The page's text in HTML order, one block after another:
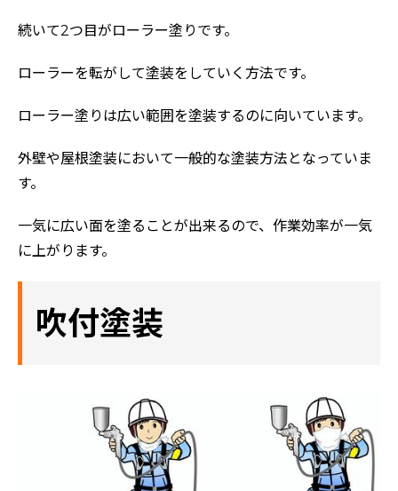
続いて2つ目がローラー塗りです。
ローラーを転がして塗装をしていく方法です。
ローラー塗りは広い範囲を塗装するのに向いています。
外壁や屋根塗装において一般的な塗装方法となっていま
す。
一気に広い面を塗ることが出来るので、作業効率が一気
に上がります。
吹付塗装